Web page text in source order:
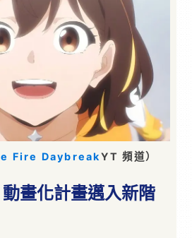
Fire DaybreakYT 頻道）
動畫化計畫邁入新階